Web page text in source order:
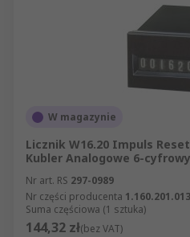
W magazynie
Licznik W16.20 Impuls
Kubler Analogowe 6-
Nr art. RS 297-0989
Nr części producenta 1.160.201.013
Suma częściowa (1 sztuka)
144,32 zł(bez VAT)